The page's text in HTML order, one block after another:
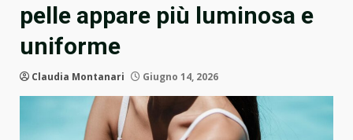
pelle appare più luminosa e
uniforme
Claudia Montanari Giugno 14, 2026